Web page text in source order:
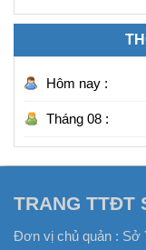
Hôm nay :
Tháng 08 :
TRANG TTĐT
Đơn vị chủ quản : Sở